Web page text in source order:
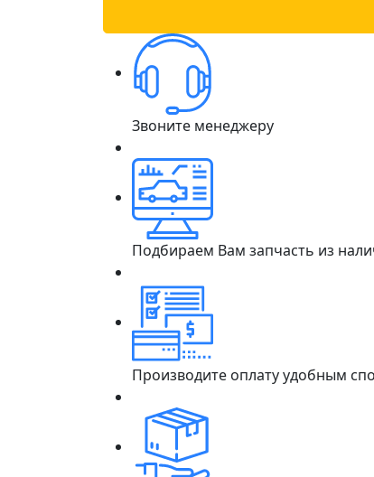
Звоните менеджеру
Подбираем Вам запчасть из
Производите оплату удобным